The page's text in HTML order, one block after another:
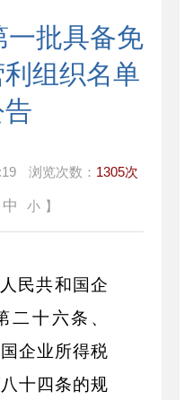
一批具备免
组织名单
浏览次数： 1305次
中 小 】
民共和国企
二十六条、
企业所得税
十四条的规